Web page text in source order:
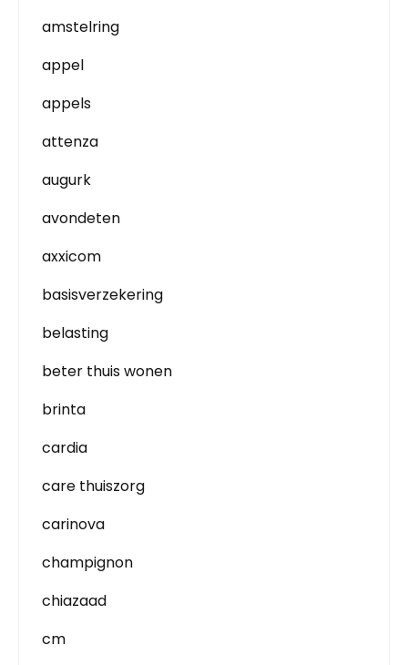
amstelring
appel
appels
attenza
augurk
avondeten
axxicom
basisverzekering
belasting
beter thuis wonen
brinta
cardia
care thuiszorg
carinova
champignon
chiazaad
cm